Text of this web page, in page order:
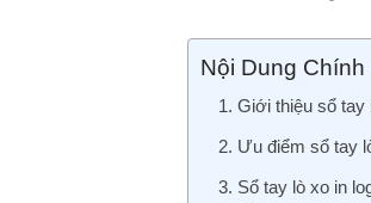
Nội Dung Chính
1. Giới thiệu sổ tay
2. Ưu điểm sổ tay
3. Sổ tay lò xo in